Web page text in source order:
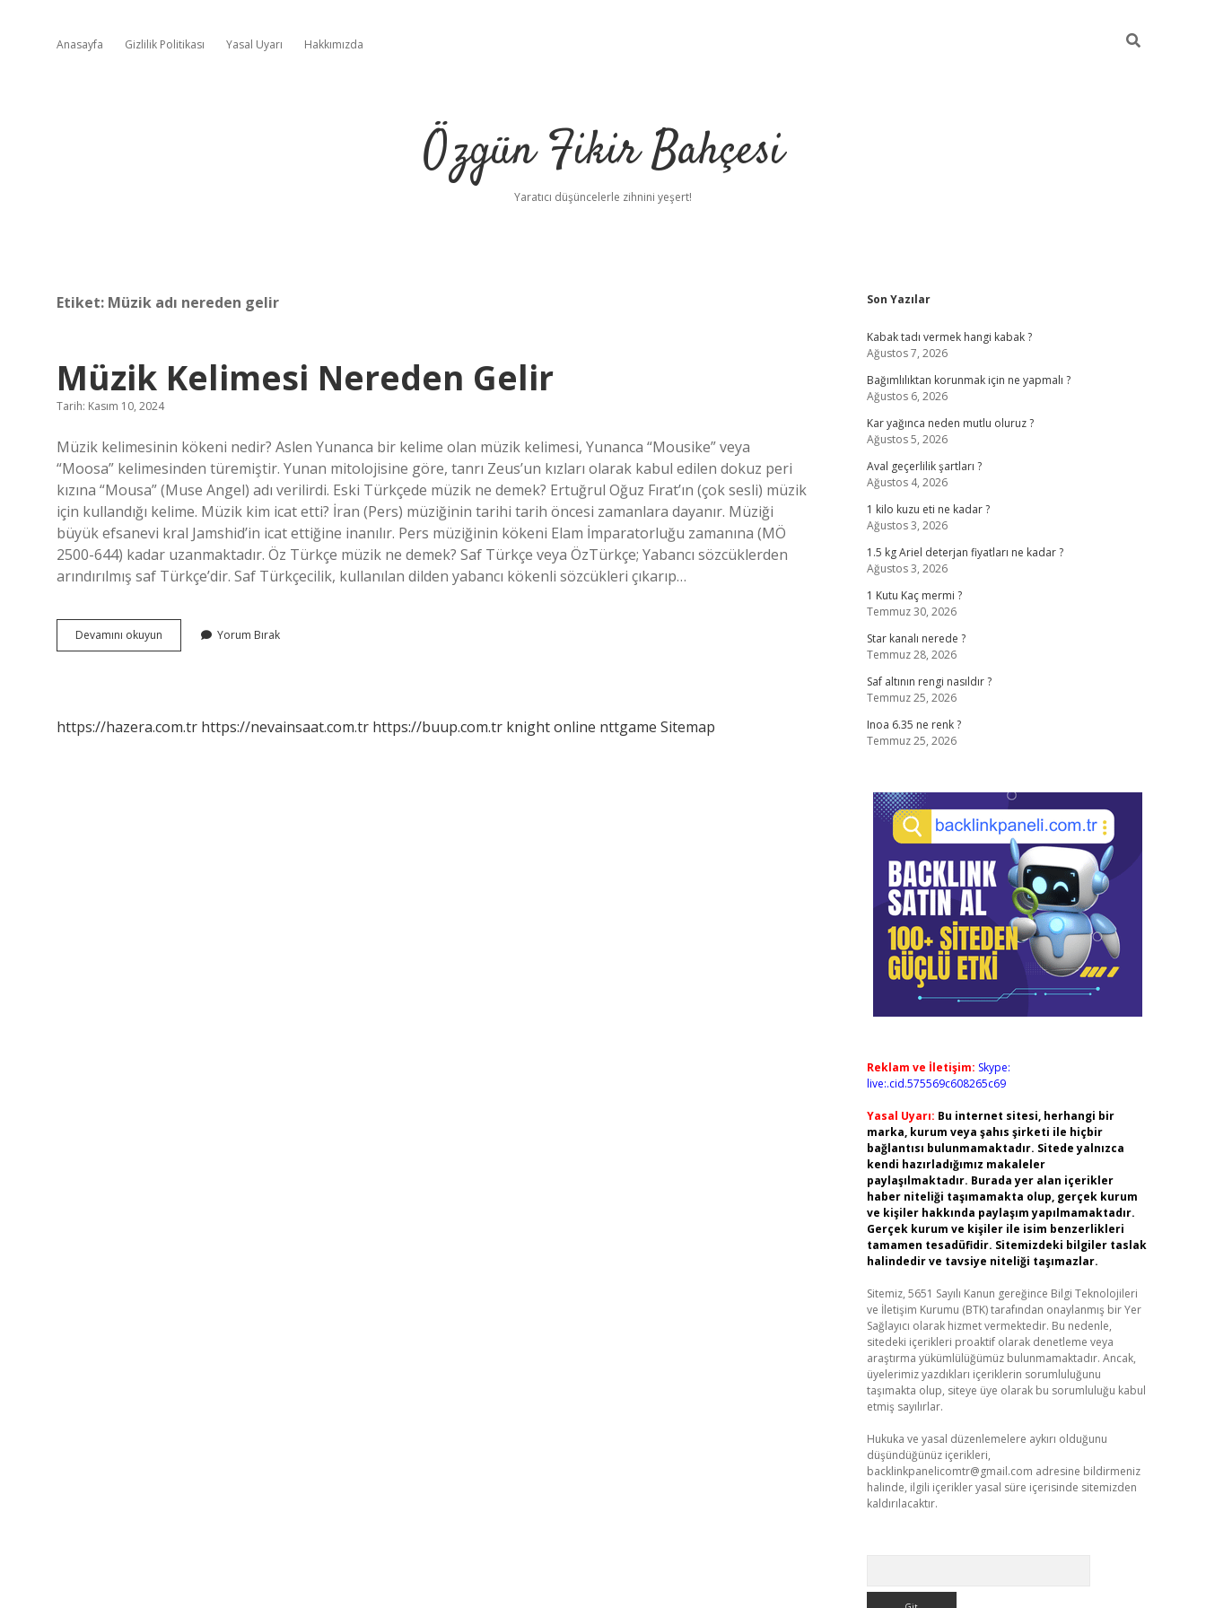
Anasayfa Gizlilik Politikası Yasal Uyarı Hakkımızda
Özgün Fikir Bahçesi
Yaratıcı düşüncelerle zihnini yeşert!
Etiket: Müzik adı nereden gelir
Müzik Kelimesi Nereden Gelir
Tarih: Kasım 10, 2024
Müzik kelimesinin kökeni nedir? Aslen Yunanca bir kelime olan müzik kelimesi, Yunanca “Mousike” veya
“Moosa” kelimesinden türemiştir. Yunan mitolojisine göre, tanrı Zeus’un kızları olarak kabul edilen dokuz peri
kızına “Mousa” (Muse Angel) adı verilirdi. Eski Türkçede müzik ne demek? Ertuğrul Oğuz Fırat’ın (çok sesli) müzik
için kullandığı kelime. Müzik kim icat etti? İran (Pers) müziğinin tarihi tarih öncesi zamanlara dayanır. Müziği
büyük efsanevi kral Jamshid’in icat ettiğine inanılır. Pers müziğinin kökeni Elam İmparatorluğu zamanına (MÖ
2500-644) kadar uzanmaktadır. Öz Türkçe müzik ne demek? Saf Türkçe veya ÖzTürkçe; Yabancı sözcüklerden
arındırılmış saf Türkçe’dir. Saf Türkçecilik, kullanılan dilden yabancı kökenli sözcükleri çıkarıp…
Devamını okuyun
Kelimesi
Yorum Bırak
https://hazera.com.tr https://nevainsaat.com.tr https://buup.com.tr knight online nttgame Sitemap
Sidebar
Son Yazılar
Kabak tadı vermek hangi kabak ?
Ağustos 7, 2026
Bağımlılıktan korunmak için ne yapmalı ?
Ağustos 6, 2026
Kar yağınca neden mutlu oluruz ?
Ağustos 5, 2026
Aval geçerlilik şartları ?
Ağustos 4, 2026
1 kilo kuzu eti ne kadar ?
Ağustos 3, 2026
1.5 kg Ariel deterjan fiyatları ne kadar ?
Ağustos 3, 2026
1 Kutu Kaç mermi ?
Temmuz 30, 2026
Star kanalı nerede ?
Temmuz 28, 2026
Saf altının rengi nasıldır ?
Temmuz 25, 2026
Inoa 6.35 ne renk ?
Temmuz 25, 2026
Reklam ve İletişim: Skype:
live:.cid.575569c608265c69
Yasal Uyarı: Bu internet sitesi, herhangi bir
marka, kurum veya şahıs şirketi ile hiçbir
bağlantısı bulunmamaktadır. Sitede yalnızca
kendi hazırladığımız makaleler
paylaşılmaktadır. Burada yer alan içerikler
haber niteliği taşımamakta olup, gerçek kurum
ve kişiler hakkında paylaşım yapılmamaktadır.
Gerçek kurum ve kişiler ile isim benzerlikleri
tamamen tesadüfidir. Sitemizdeki bilgiler taslak
halindedir ve tavsiye niteliği taşımazlar.
Sitemiz, 5651 Sayılı Kanun gereğince Bilgi Teknolojileri
ve İletişim Kurumu (BTK) tarafından onaylanmış bir Yer
Sağlayıcı olarak hizmet vermektedir. Bu nedenle,
sitedeki içerikleri proaktif olarak denetleme veya
araştırma yükümlülüğümüz bulunmamaktadır. Ancak,
üyelerimiz yazdıkları içeriklerin sorumluluğunu
taşımakta olup, siteye üye olarak bu sorumluluğu kabul
etmiş sayılırlar.
Hukuka ve yasal düzenlemelere aykırı olduğunu
düşündüğünüz içerikleri,
backlinkpanelicomtr@gmail.com adresine bildirmeniz
halinde, ilgili içerikler yasal süre içerisinde sitemizden
kaldırılacaktır.